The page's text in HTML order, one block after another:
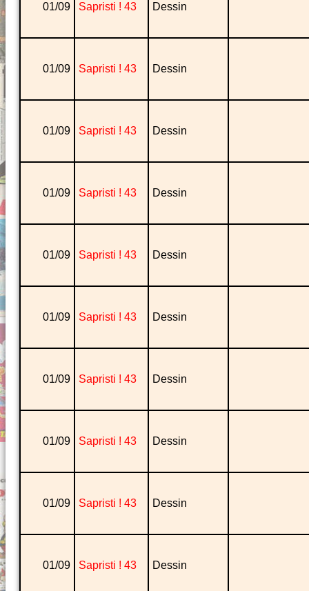
01/09 Sapristi ! 43 Dessin
01/09 Sapristi ! 43 Dessin
01/09 Sapristi ! 43 Dessin
01/09 Sapristi ! 43 Dessin
01/09 Sapristi ! 43 Dessin
01/09 Sapristi ! 43 Dessin
01/09 Sapristi ! 43 Dessin
01/09 Sapristi ! 43 Dessin
01/09 Sapristi ! 43 Dessin
01/09 Sapristi ! 43 Dessin